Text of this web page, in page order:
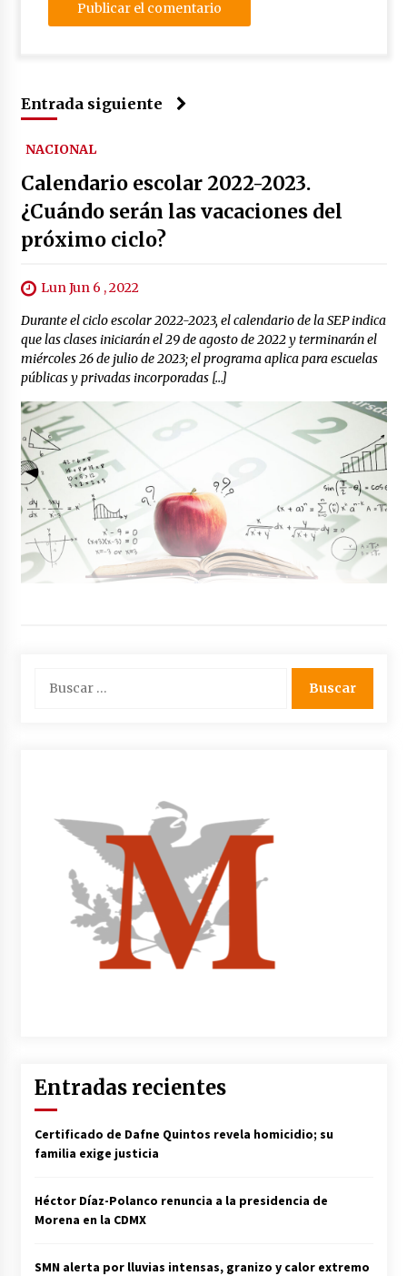
Entrada siguiente
NACIONAL
Calendario escolar 2022-2023.
¿Cuándo serán las vacaciones del
próximo ciclo?
Lun Jun 6 , 2022
Durante el ciclo escolar 2022-2023, el calendario de la SEP indica
que las clases iniciarán el 29 de agosto de 2022 y terminarán el
miércoles 26 de julio de 2023; el programa aplica para escuelas
públicas y privadas incorporadas […]
Entradas recientes
Certificado de Dafne Quintos revela homicidio; su
familia exige justicia
Héctor Díaz-Polanco renuncia a la presidencia de
Morena en la CDMX
SMN alerta por lluvias intensas, granizo y calor extremo